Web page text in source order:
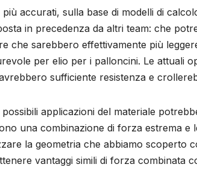
accurati, sulla base di modelli di
in precedenza da altri team: che
che sarebbero effettivamente più
per elio per i palloncini. Le attuali
sufficiente resistenza e
applicazioni del materiale
una combinazione di forza estrema e
la geometria che abbiamo scoperto
vantaggi simili di forza combinata